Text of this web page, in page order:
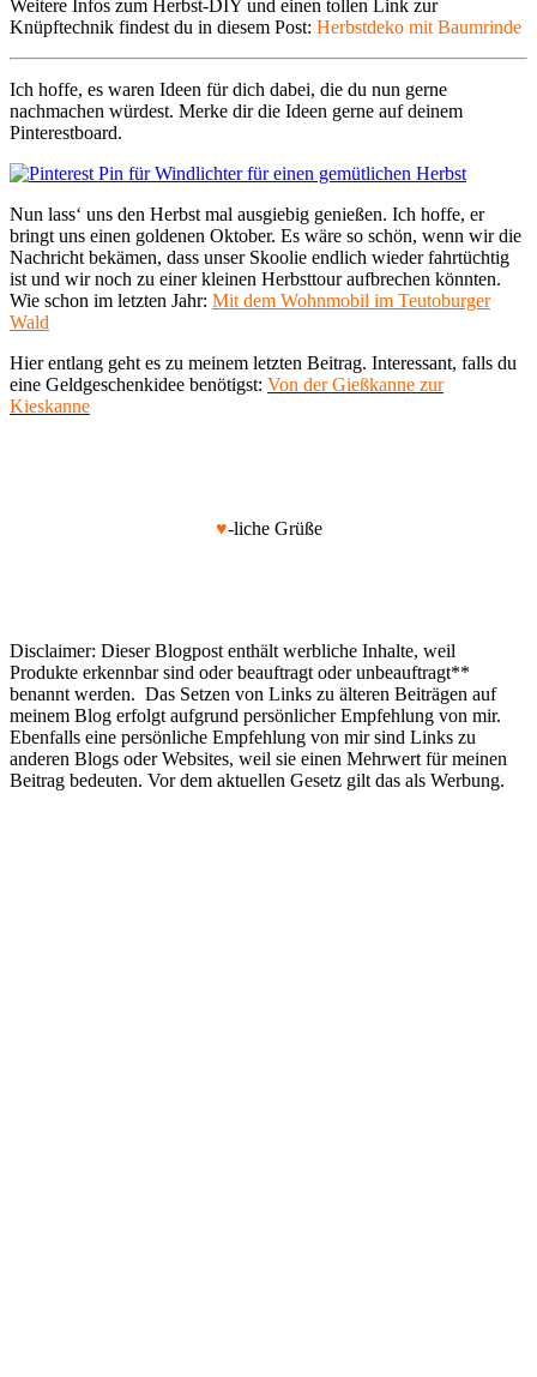
Weitere Infos zum Herbst-DIY und einen tollen Link zur
Knüpftechnik findest du in diesem Post: Herbstdeko mit Baumrinde
Ich hoffe, es waren Ideen für dich dabei, die du nun gerne
nachmachen würdest. Merke dir die Ideen gerne auf deinem
Pinterestboard.
Nun lass‘ uns den Herbst mal ausgiebig genießen. Ich hoffe, er
bringt uns einen goldenen Oktober. Es wäre so schön, wenn wir die
Nachricht bekämen, dass unser Skoolie endlich wieder fahrtüchtig
ist und wir noch zu einer kleinen Herbsttour aufbrechen könnten.
Wie schon im letzten Jahr: Mit dem Wohnmobil im Teutoburger
Wald
Hier entlang geht es zu meinem letzten Beitrag. Interessant, falls du
eine Geldgeschenkidee benötigst: Von der Gießkanne zur
Kieskanne
♥-liche Grüße
Disclaimer: Dieser Blogpost enthält werbliche Inhalte, weil
Produkte erkennbar sind oder beauftragt oder unbeauftragt**
benannt werden. Das Setzen von Links zu älteren Beiträgen auf
meinem Blog erfolgt aufgrund persönlicher Empfehlung von mir.
Ebenfalls eine persönliche Empfehlung von mir sind Links zu
anderen Blogs oder Websites, weil sie einen Mehrwert für meinen
Beitrag bedeuten. Vor dem aktuellen Gesetz gilt das als Werbung.